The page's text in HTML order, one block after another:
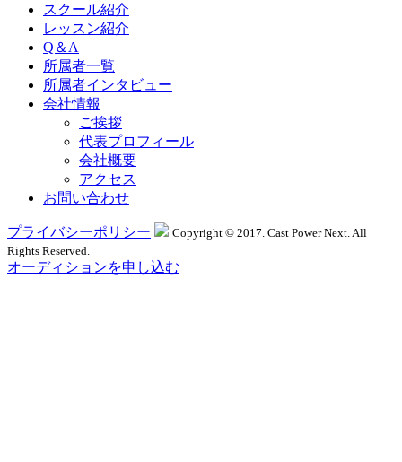
スクール紹介
レッスン紹介
Q＆A
所属者一覧
所属者インタビュー
会社情報
ご挨拶
代表プロフィール
会社概要
アクセス
お問い合わせ
プライバシーポリシー
Copyright © 2017. Cast Power Next. All
Rights Reserved.
オーディションを申し込む